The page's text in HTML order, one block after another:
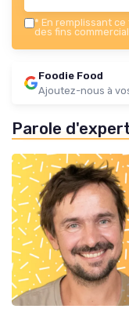
* En remplissant ce
des fins
Foodie Food
Ajoutez-nous à
Parole